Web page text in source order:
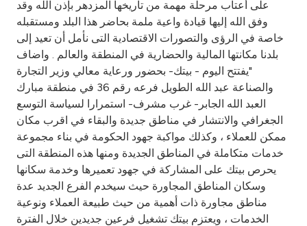
UK
Kingdom of Bahrain
على أعتاب مرحلة مهمة من تاريخها المزدهر بإذن الله وقد
وفق الله إليها قيادة واعية ملمة بحاضر هذا البلد ومستقبله
خاصة في الرؤى والتصورات الاقتصادية التى نأمل أن تعيد إلى
بلدنا مكانتها المالية والحضارية في المنطقة والعالم . واضاف
"يفتتح اليوم - بيتك- بحضور ورعاية معالي وزير التجارة
والصناعة عبد الله الطويل فرعه رقم 36 في منطقة مبارك
العبد الله الجابر- غرب مشرف- استمرارا لسياسة التوسع
الجغرافي والانتشار في مناطق جديدة والبقاء في اقرب مكان
ممكن للعملاء ، وكذلك مواكبة جهود الحكومة في بناء مجموعة
خدمات متكاملة في المناطق الجديدة ومنها هذه المنطقة التى
يحرص بيتك على المشاركة في جهود تعميرها وخدمة سكانها
وسكان المناطق المجاورة حيث سيخدم الفرع الجديد عدة
مناطق مجاورة ذات أهمية من حيث طبيعة العملاء ونوعية
الخدمات ، ويعتزم بيتك تشغيل فرعين جديدين خلال الفترة